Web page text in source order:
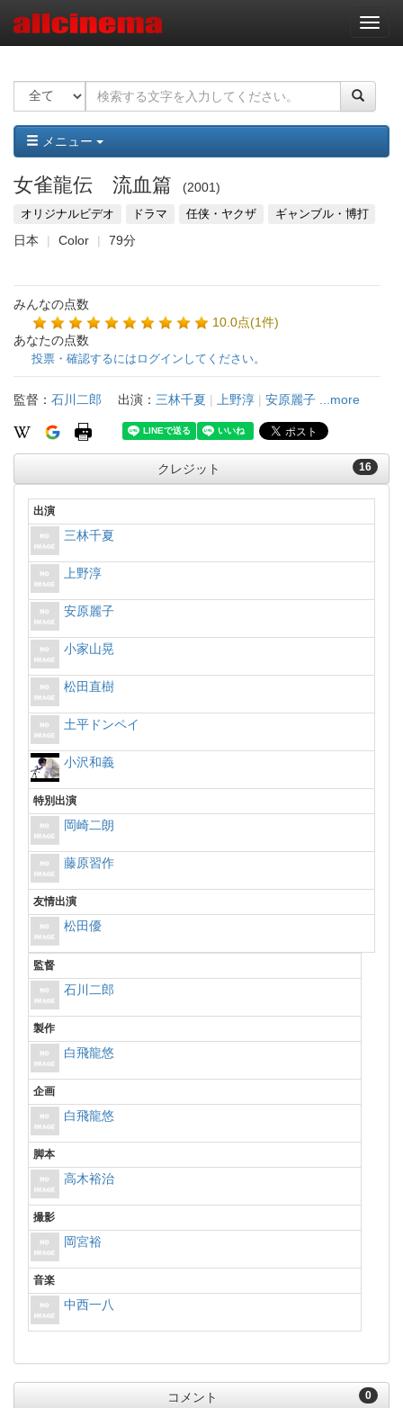
ナ
ビ
ー
ョ
ン
メニュー
女雀龍伝 流血篇 2001
オリジナルビデオ ドラマ 任侠・ヤクザ ギャンブル・博打
日本 Color 79分
みんなの点数
10.0点(1件)
あなたの点数
投票・確認するにはログインしてください。
監督： 石川二郎 出演： 三林千夏 | 上野淳 | 安原麗子 ...more
16
クレジット
出演
三林千夏
上野淳
安原麗子
小家山晃
松田直樹
土平ドンペイ
小沢和義
特別出演
岡崎二朗
藤原習作
友情出演
松田優
監督
石川二郎
製作
白飛龍悠
企画
白飛龍悠
脚本
高木裕治
撮影
岡宮裕
音楽
中西一八
0
コメント